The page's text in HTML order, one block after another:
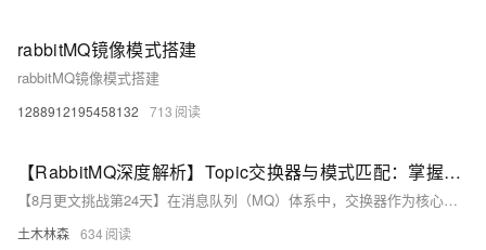
rabbitMQ镜像模式搭建
rabbitMQ镜像模式搭建
1288912195458132 713
【RabbitMQ深度解析】Topic交换器与模式匹配：掌握消息路由的艺术！
【8月更文挑战第24天】在消息队列（MQ）体系中，交换器作为核心组件之一负责消息路由。特别是`topic`类型的交换器，它通过模式匹配实现消息的精准分发，适用于发布-订阅模式。不同于直接交换器和扇形交换器，`topic`交换器支持更复杂的路由策略，通过带有通配符（如 * 和 #）的模式字符串来定义队列与交换器间的绑定关系。
土木林森 634